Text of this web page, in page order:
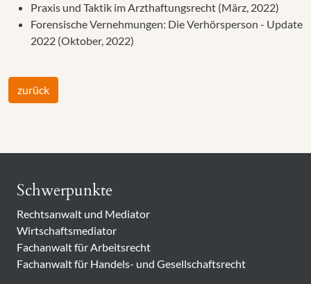
Praxis und Taktik im Arzthaftungsrecht (März, 2022)
Forensische Vernehmungen: Die Verhörsperson - Update
2022 (Oktober, 2022)
zurück
Schwerpunkte
Rechtsanwalt und Mediator
Wirtschaftsmediator
Fachanwalt für Arbeitsrecht
Fachanwalt für Handels- und Gesellschaftsrecht